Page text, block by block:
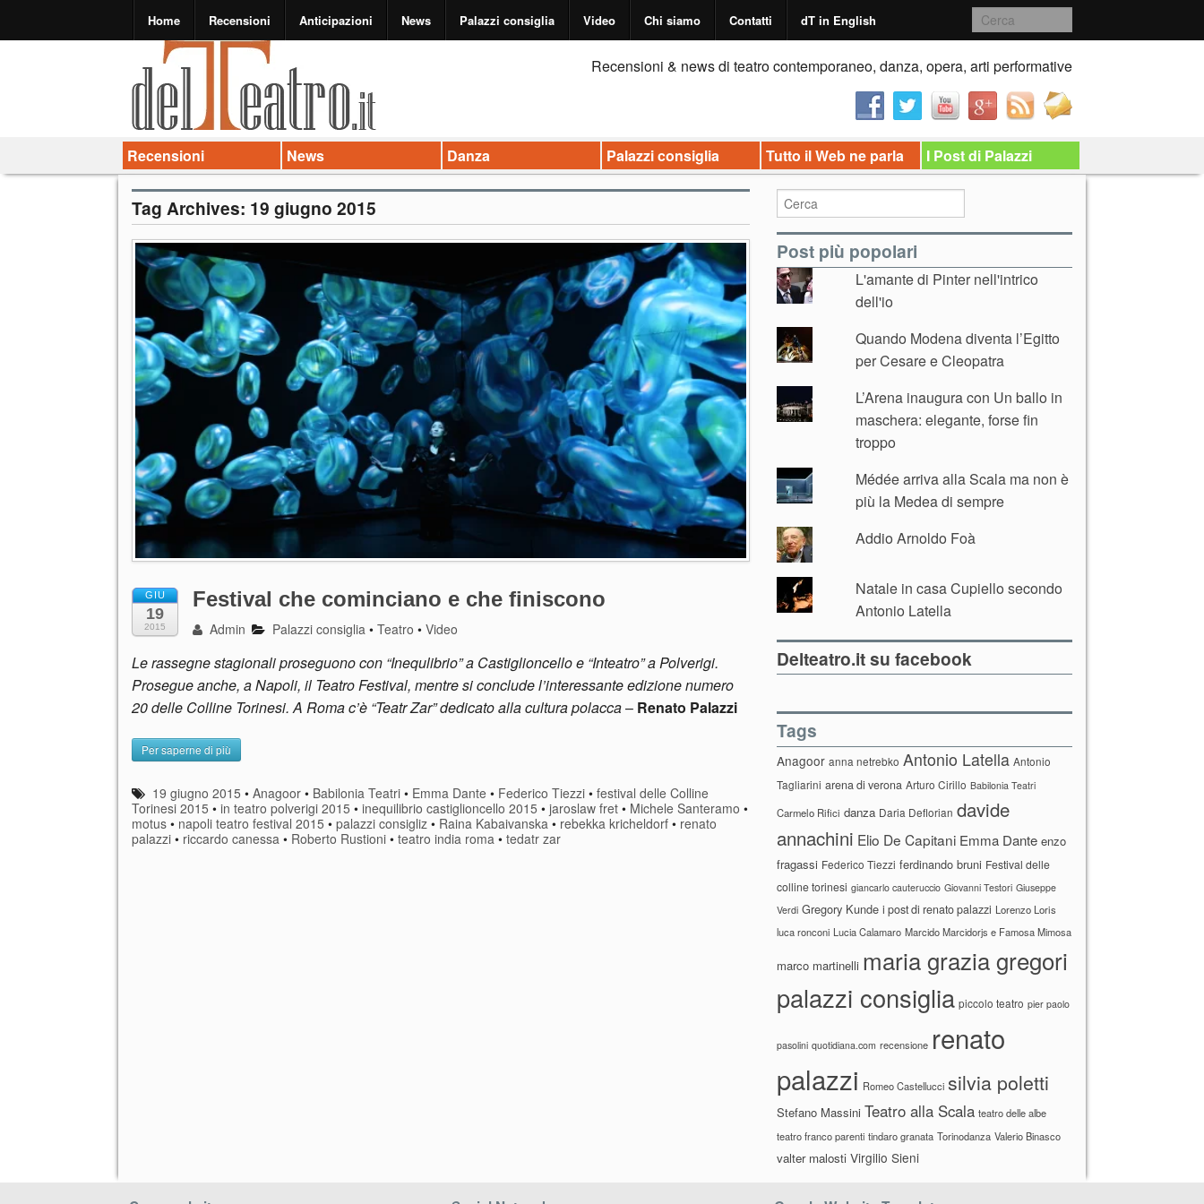
Home Recensioni Anticipazioni News Palazzi consiglia Video Chi siamo Contatti dT in English
Recensioni & news di teatro contemporaneo, danza, opera, arti performative
Recensioni News Danza Palazzi consiglia Tutto il Web ne parla I Post di Palazzi
Tag Archives: 19 giugno 2015
GIU
19
2015
Festival che cominciano e che finiscono
Admin Palazzi consiglia •Teatro •Video
Le rassegne stagionali proseguono con “Inequlibrio” a Castiglioncello e “Inteatro” a Polverigi.
Prosegue anche, a Napoli, il Teatro Festival, mentre si conclude l’interessante edizione numero
20 delle Colline Torinesi. A Roma c’è “Teatr Zar” dedicato alla cultura polacca– Renato Palazzi
Per saperne di più
19 giugno 2015 •Anagoor • Babilonia Teatri • Emma Dante • Federico Tiezzi •festival delle Colline
Torinesi 2015 • in teatro polverigi 2015 • inequilibrio castiglioncello 2015 • jaroslaw fret • Michele Santeramo •
motus • napoli teatro festival 2015 • palazzi consigliz • Raina Kabaivanska • rebekka kricheldorf • renato
palazzi • riccardo canessa • Roberto Rustioni • teatro india roma • tedatr zar
Post più popolari
L'amante di Pinter nell'intrico
dell'io
Quando Modena diventa l’Egitto
per Cesare e Cleopatra
L’Arena inaugura con Un ballo in
maschera: elegante, forse fin
troppo
Médée arriva alla Scala ma non è
più la Medea di sempre
Addio Arnoldo Foà
Natale in casa Cupiello secondo
Antonio Latella
Delteatro.it su facebook
Tags
Anagoor anna netrebko Antonio Latella Antonio
Tagliarini arena di verona Arturo Cirillo Babilonia Teatri
Carmelo Rifici danza Daria Deflorian davide
annachini Elio De Capitani Emma Dante enzo
fragassi Federico Tiezzi ferdinando bruni Festival delle
colline torinesi giancarlo cauteruccio Giovanni Testori Giuseppe
Verdi Gregory Kunde i post di renato palazzi Lorenzo Loris
luca ronconi Lucia Calamaro Marcido Marcidorjs e Famosa Mimosa
marco martinelli maria grazia gregori
palazzi consiglia piccolo teatro pier paolo
pasolini quotidiana.com recensione renato
palazzi Romeo Castellucci silvia poletti
Stefano Massini Teatro alla Scala teatro delle albe
teatro franco parenti tindaro granata Torinodanza Valerio Binasco
valter malosti Virgilio Sieni